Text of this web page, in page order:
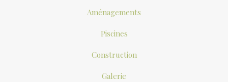
Aménagements
Piscines
Construction
Galerie